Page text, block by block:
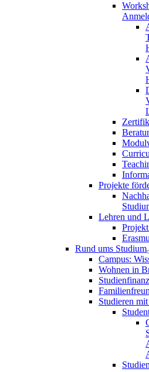
Projekte
Lehren und
Rund ums Studium
Campus:
Wohnen in
Studieren